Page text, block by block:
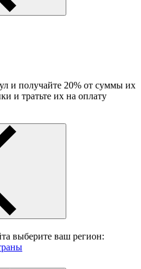
и получайте 20% от суммы их
и тратьте их на оплату
выберите ваш регион: